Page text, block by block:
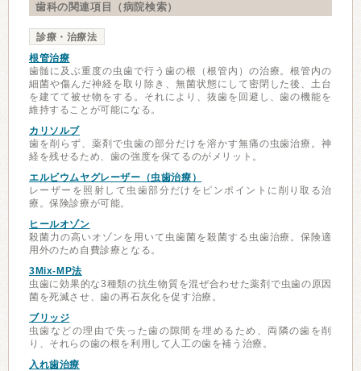
歯科の関連項目（病院検索）
診療・治療法
根管治療
歯髄に及ぶ重度の虫歯で行う歯の根（根管内）の治療。根管内の
細菌や傷んだ神経を取り除き、無菌状態にして密閉した後、土台
を建てて被せ物をする。それにより、抜歯を回避し、歯の機能を
維持することが可能になる。
カリソルブ
歯を削らず、薬剤で虫歯の部分だけを溶かす無痛の虫歯治療。神
経を残せるため、歯の強度を保てるのがメリット。
エルビウムヤグレーザー（虫歯治療）
レーザーを照射して虫歯部分だけをピンポイントに削り取る治
療。保険診療が可能。
ヒールオゾン
殺菌力の高いオゾンを用いて虫歯菌を殺菌する虫歯治療。保険適
用外のため自費診療となる。
3Mix-MP法
虫歯に効果的な3種類の抗生物質を混ぜ合わせた薬剤で虫歯の原因
菌を死滅させ、歯の再石灰化を促す治療。
ブリッジ
虫歯などの理由で失った歯の隙間を埋めるため、両隣の歯を削
り、それらの歯の根を利用して人工の歯を補う治療。
入れ歯治療